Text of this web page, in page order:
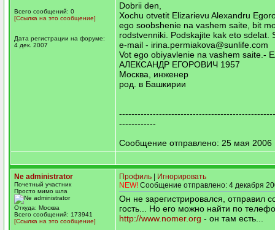
Всего сообщений: 0
[Ссылка на это сообщение]
Дата регистрации на форуме:
4 дек. 2007
Dobrii den,
Xochu otvetit Elizarievu Alexandru
ego soobshenie na vashem saite, bit
rodstvenniki. Podskajite kak eto sdelat.
e-mail - irina.permiakova@sunlife.com
Vot ego obiyavlenie na vashem saite.-
АЛЕКСАНДР ЕГОРОВИЧ 1957
Москва, инженер
род. в Башкирии
------------
Сообщение отправлено: 25 мая 2006
Ne administrator
Почетный участник
Просто мимо шла
Откуда: Москва
Всего сообщений: 173941
[Ссылка на это сообщение]
Профиль
Игнорировать
NEW! Сообщение отправлено: 4 декабря
Он не зарегистрировался, отправил
гость... Но его можно найти по
http://www.nomer.org - он там есть...